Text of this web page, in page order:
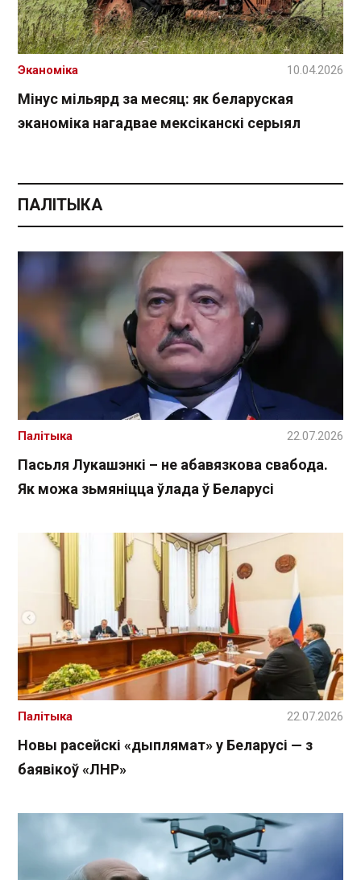
Мінус мільярд за месяц: як беларуская
эканоміка нагадвае мексіканскі серыял
Эканоміка 10.04.2026
ПАЛІТЫКА
Пасьля Лукашэнкі – не абавязкова свабода.
Як можа зьмяніцца ўлада ў Беларусі
Палітыка 22.07.2026
Новы расейскі «дыплямат» у Беларусі — з
баявікоў «ЛНР»
Палітыка 22.07.2026